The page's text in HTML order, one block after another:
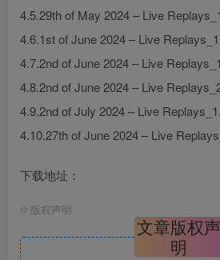
4.5.29th of May 2024 – Live
4.6.1st of June 2024 – Live
4.7.2nd of June 2024 – Live
4.8.2nd of June 2024 – Live
4.9.2nd of July 2024 – Live
4.10.27th of June 2024 – Live
下载地址：
© 版权声明
文章版权声
明